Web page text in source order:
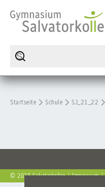
Startseite Schule SJ_21_22
© 2023 Salvatorkolleg Impressum